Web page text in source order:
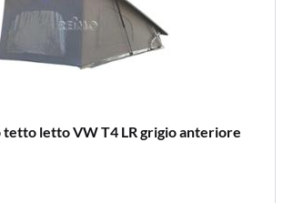
tetto letto VW T4 LR grigio anteriore